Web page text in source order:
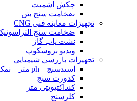
چکش اشمیت
ضخامت سنج بتن
تجهیزات معاینه فنی CNG
ضخامت سنج
نشت یاب گاز
ویدیو بروسکوپ
تجهیزات بازرسی شیمیایی
اسیدسنج – ph متر – نمک سنج
کدورت سنج
کنداکتیویتی متر
کلرسنج